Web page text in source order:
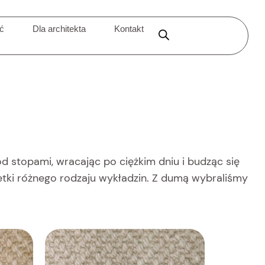
Dla architekta Kontakt
stopami, wracając po ciężkim dniu i budząc się
różnego rodzaju wykładzin. Z dumą wybraliśmy